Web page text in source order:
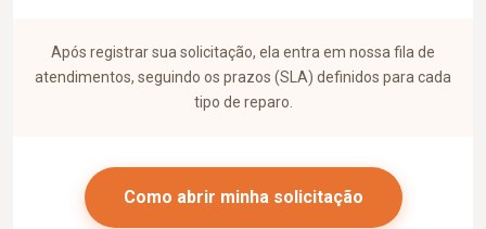
Após registrar sua solicitação, ela entra em nossa fila de
atendimentos, seguindo os prazos (SLA) definidos para cada
tipo de reparo.
Como abrir minha solicitação